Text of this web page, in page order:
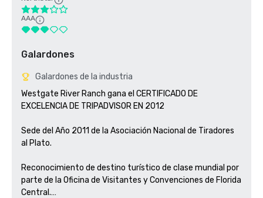
AAA
Galardones
Galardones de la industria
Westgate River Ranch gana el CERTIFICADO DE
EXCELENCIA DE TRIPADVISOR EN 2012
Sede del Año 2011 de la Asociación Nacional de Tiradores
al Plato.
Reconocimiento de destino turístico de clase mundial por
parte de la Oficina de Visitantes y Convenciones de Florida
Central.